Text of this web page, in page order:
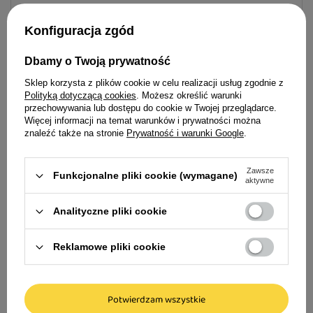
Kluczowe przewagi formuły True Fresh Beef:
jest wyłącznie świeża wołowina, co gwarantuje
nieodparty aromat i najwyższą przyswajalność
składników odżywczych.
Standard 100% Chicken-Free – brak białka i
Kontrola wagi po sterylizacji – odpowiedni profil
kaloryczny oraz brak zbóż i ziemniaków
pomagają utrzymać idealną kondycję.
Wsparcie trawienia i mocne kości – naturalny
lekkość po każdym posiłku.
Opinie
Idealne uzupełnienie dla Twojego
czworonoga
Carnilove Cat
kotów
88,99 zł
Konfiguracja zgód
Dbamy o Twoją prywatność
Sklep korzysta z plików cookie w celu realizacji usług zgodnie z
Polityką dotyczącą cookies. Możesz określić warunki
przechowywania lub dostępu do cookie w Twojej przeglądarce.
Więcej informacji na temat warunków i prywatności można
znaleźć także na stronie Prywatność i warunki Google.
Funkcjonalne pliki cookie (wymagane) Zawsze
aktywne
Analityczne pliki cookie
Reklamowe pliki cookie
Potwierdzam wszystkie